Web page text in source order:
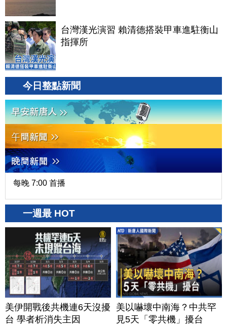
台灣漢光演習 賴清德搭裝甲車進駐衡山
指揮所
今日整點新聞
每晚 7:00 首播
一週最 HOT
美伊開戰後共機連6天沒擾
台 學者析消失主因
美以嚇壞中南海？中共罕
見5天「零共機」擾台